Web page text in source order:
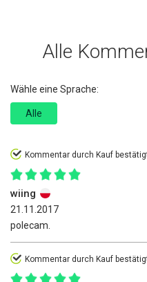
Alle
Wähle eine Sprache:
Alle
Kommentar durch Kauf
wiing
21.11.2017
polecam.
Kommentar durch Kauf